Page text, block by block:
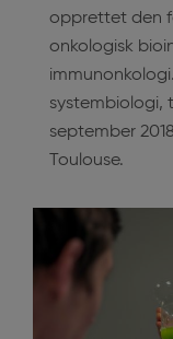
opprettet den
onkologisk
systembiologi,
september
Toulouse.